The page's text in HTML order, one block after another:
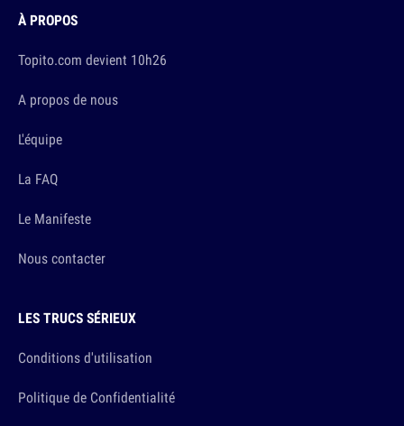
À PROPOS
Topito.com devient 10h26
A propos de nous
L'équipe
La FAQ
Le Manifeste
Nous contacter
LES TRUCS SÉRIEUX
Conditions d'utilisation
Politique de Confidentialité